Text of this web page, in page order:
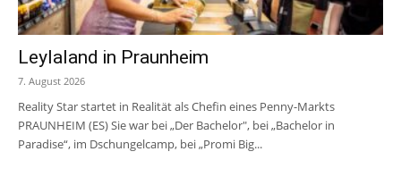
Leylaland in Praunheim
7. August 2026
Reality Star startet in Realität als Chefin eines Penny-Markts
PRAUNHEIM (ES) Sie war bei „Der Bachelor", bei „Bachelor in
Paradise“, im Dschungelcamp, bei „Promi Big...